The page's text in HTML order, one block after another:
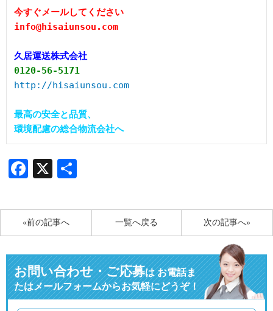
今すぐメールしてください
久居運送株式会社
0120-56-5171
http://hisaiunsou.com
最高の安全と品質、
環境配慮の総合物流会社へ
Facebook
X
«前の記事へ 次の記事へ»
一覧へ戻る
お問い合わせ・ご応募はお電話ま
たはメールフォームからお気軽にどうぞ！